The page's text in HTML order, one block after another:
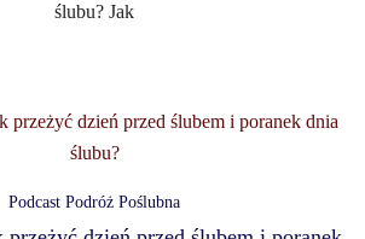
ślubu? Jak
Podcast Podróż Poślubna